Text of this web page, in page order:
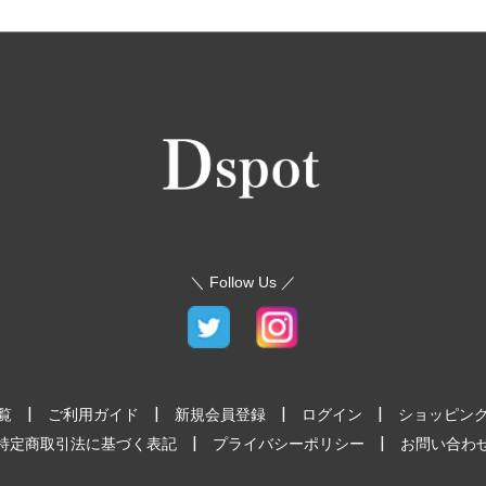
＼ Follow Us ／
| ご利用ガイド | 新規会員登録 | ログイン |
ショッピン
定商取引法に基づく表記
| プライバシーポリシー | お問い合わ